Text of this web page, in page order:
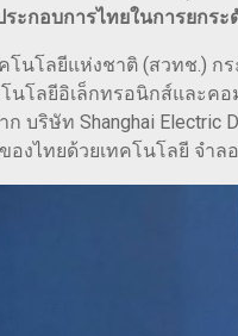
ะกอบการไทยในการยกร
นโลยีแห่งชาติ (สวทช.) ก
โนโลยีอิเล็กทรอนิกส์และค
ก บริษัท Shanghai
งไทยด้วยเทคโนโลยี จำล